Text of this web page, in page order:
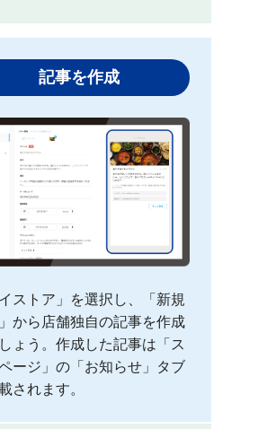
記事を作成
イストア」を選択し、「新規
から店舗独自の記事を作成
ょう。作成した記事は「ス
ージ」の「お知らせ」タブ
されます。